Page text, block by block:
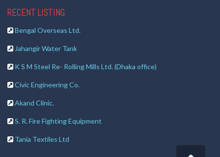
RECENT LISTING
Bengal Overseas Ltd.
Jahangir Water Tank
K S M Steel Re- Rolling Mills Ltd. (Dhaka office)
Civic Engineering Co.
Akand Clinic.
S. R. Fire Fighting Equipment
Tania Textiles Ltd